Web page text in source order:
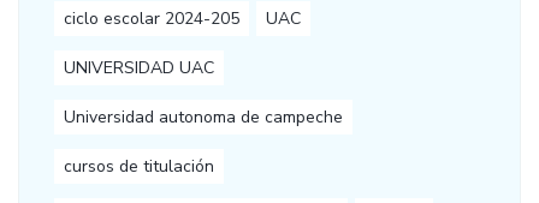
ciclo escolar 2024-205 UAC
UNIVERSIDAD UAC
Universidad autonoma de campeche
cursos de titulación